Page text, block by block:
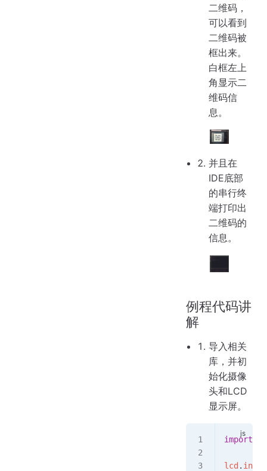
二维码，
可以看到
二维码被
框出来。
白框左上
角显示二
维码信
息。
并且在
IDE底部
的串行终
端打印出
二维码的
信息。
例程代码讲
解
导入相关
库，并初
始化摄像
头和LCD
显示屏。
import
lcd . init